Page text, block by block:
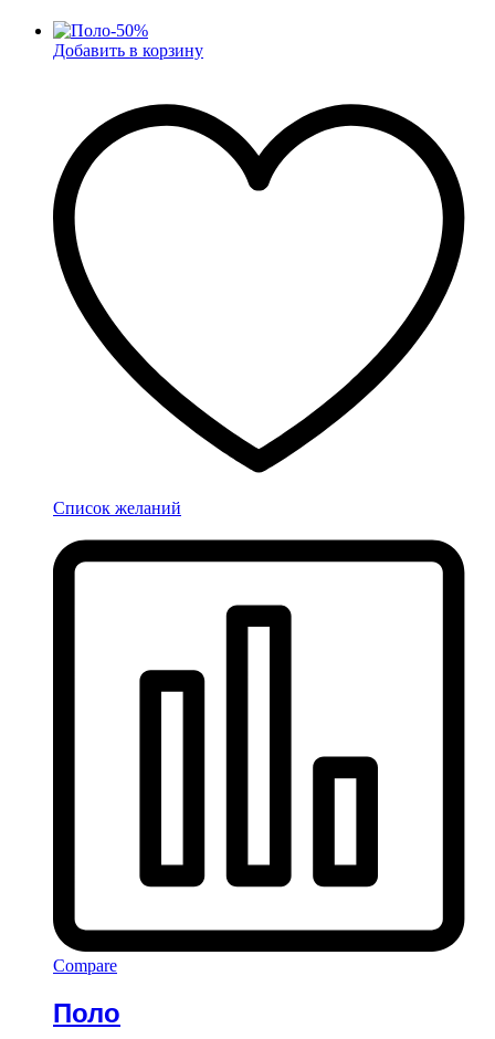
-50%
Добавить в корзину
Список желаний
Compare
Поло